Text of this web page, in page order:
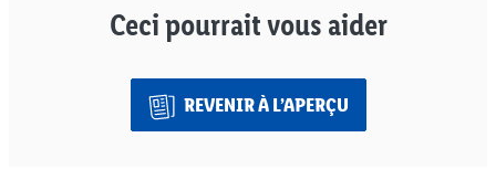
Ceci pourrait vous aider
REVENIR À L’APERÇU